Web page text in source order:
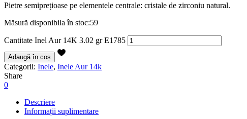
Pietre semiprețioase pe elementele centrale: cristale de zirconiu natural.
Măsură disponibila în stoc:59
Cantitate Inel Aur 14K 3.02 gr E1785
Adaugă în coș
Categorii: Inele, Inele Aur 14k
Share
0
Descriere
Informații suplimentare